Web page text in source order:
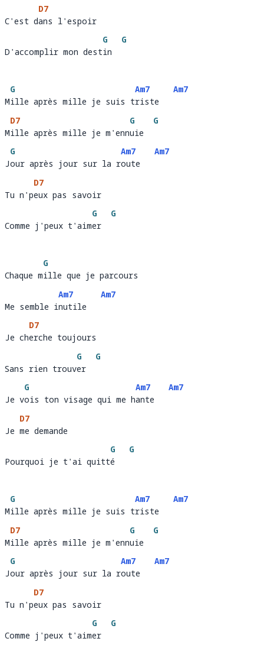
C'est d
D7
ans l'espoir
C'est dans l'espoir
D'accomplir mon dest
G
in
G
D'accomplir mon destin
M
G
ille après mille je suis t
Am7
riste
Am7
Mille après mille je suis triste
M
D7
ille après mille je m'enn
G
uie
G
Mille après mille je m'ennuie
J
G
our après jour sur la r
Am7
oute
Am7
Jour après jour sur la route
Tu n'p
D7
eux pas savoir
Tu n'peux pas savoir
Comme j'peux t'aim
G
er
G
Comme j'peux t'aimer
Chaque m
G
ille que je parcours
Chaque mille que je parcours
Me semble i
Am7
nutile
Am7
Me semble inutile
Je ch
D7
erche toujours
Je cherche toujours
Sans rien trouv
G
er
G
Sans rien trouver
Je v
G
ois ton visage qui me h
Am7
ante
Am7
Je vois ton visage qui me hante
Je
D7
me demande
Je me demande
Pourquoi je t'ai quitt
G
é
G
Pourquoi je t'ai quitté
M
G
ille après mille je suis t
Am7
riste
Am7
Mille après mille je suis triste
M
D7
ille après mille je m'enn
G
uie
G
Mille après mille je m'ennuie
J
G
our après jour sur la r
Am7
oute
Am7
Jour après jour sur la route
Tu n'p
D7
eux pas savoir
Tu n'peux pas savoir
Comme j'peux t'aim
G
er
G
Comme j'peux t'aimer